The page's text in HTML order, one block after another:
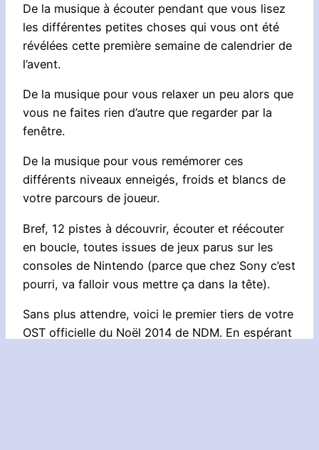
De la musique à écouter pendant que vous lisez
les différentes petites choses qui vous ont été
révélées cette première semaine de calendrier de
l’avent.
De la musique pour vous relaxer un peu alors que
vous ne faites rien d’autre que regarder par la
fenêtre.
De la musique pour vous remémorer ces
différents niveaux enneigés, froids et blancs de
votre parcours de joueur.
Bref, 12 pistes à découvrir, écouter et réécouter
en boucle, toutes issues de jeux parus sur les
consoles de Nintendo (parce que chez Sony c’est
pourri, va falloir vous mettre ça dans la tête).
Sans plus attendre, voici le premier tiers de votre
OST officielle du Noël 2014 de NDM. En espérant